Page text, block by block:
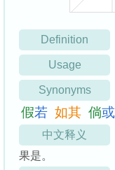
Definition
Usage
Synonyms
假若 如其 倘或
中文释义
果是。